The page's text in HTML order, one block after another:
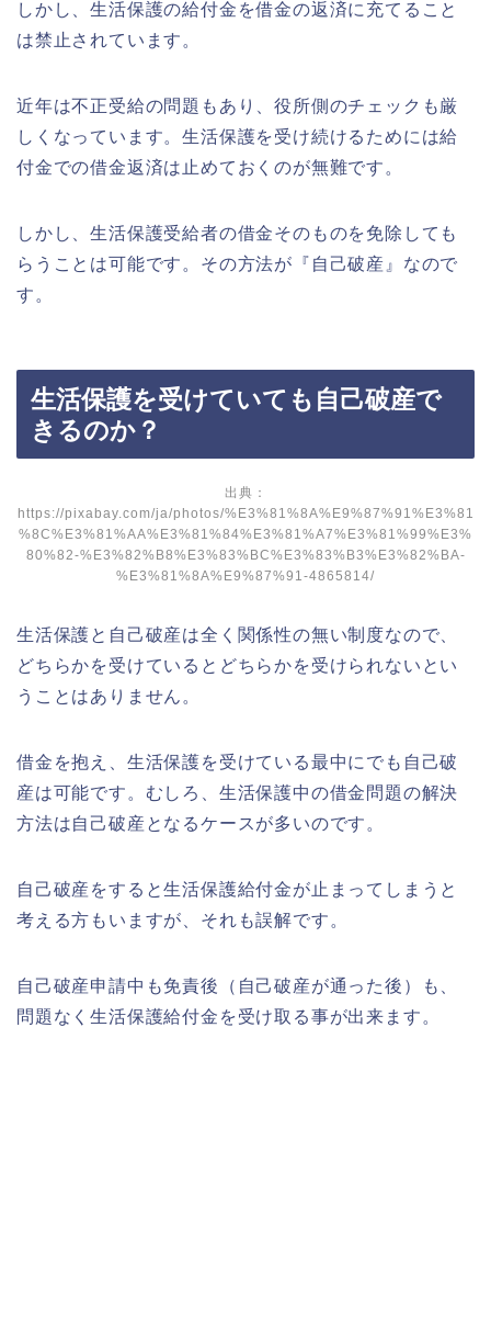
しかし、生活保護の給付金を借金の返済に充てること
は禁止されています。
近年は不正受給の問題もあり、役所側のチェックも厳
しくなっています。生活保護を受け続けるためには給
付金での借金返済は止めておくのが無難です。
しかし、生活保護受給者の借金そのものを免除しても
らうことは可能です。その方法が『自己破産』なので
す。
生活保護を受けていても自己破産で
きるのか？
出典：
https://pixabay.com/ja/photos/%E3%81%8A%E9%87%91%E3%81
%8C%E3%81%AA%E3%81%84%E3%81%A7%E3%81%99%E3%
80%82-%E3%82%B8%E3%83%BC%E3%83%B3%E3%82%BA-
%E3%81%8A%E9%87%91-4865814/
生活保護と自己破産は全く関係性の無い制度なので、
どちらかを受けているとどちらかを受けられないとい
うことはありません。
借金を抱え、生活保護を受けている最中にでも自己破
産は可能です。むしろ、生活保護中の借金問題の解決
方法は自己破産となるケースが多いのです。
自己破産をすると生活保護給付金が止まってしまうと
考える方もいますが、それも誤解です。
自己破産申請中も免責後（自己破産が通った後）も、
問題なく生活保護給付金を受け取る事が出来ます。